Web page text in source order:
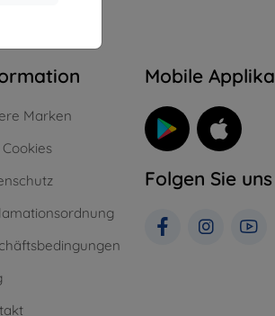
Marken
Mobile
Folgen Sie uns